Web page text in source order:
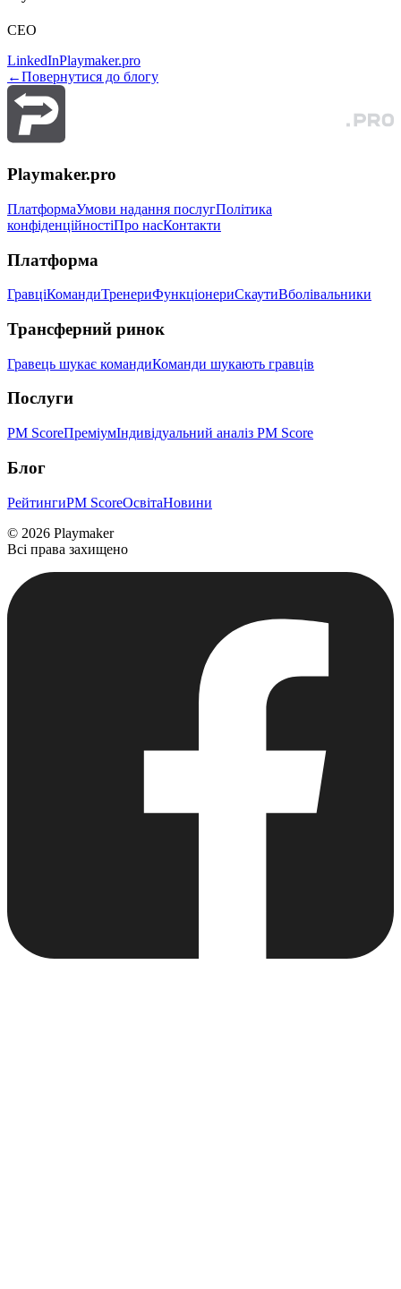
CEO
LinkedInPlaymaker.pro
←Повернутися до блогу
Playmaker.pro
ПлатформаУмови надання послугПолітика
конфіденційностіПро насКонтакти
Платформа
ГравціКомандиТренериФункціонериСкаутиВболівальники
Трансферний ринок
Гравець шукає командиКоманди шукають гравців
Послуги
PM ScoreПреміумІндивідуальний аналіз PM Score
Блог
РейтингиPM ScoreОсвітаНовини
© 2026 Playmaker
Всі права захищено